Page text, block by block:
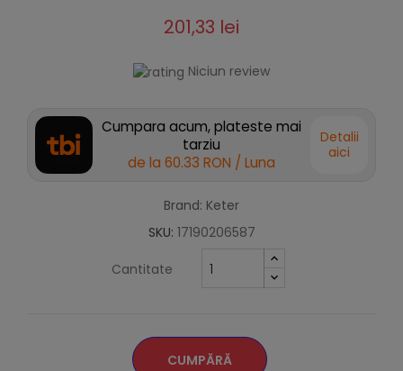
201,33 lei
Niciun review
Cumpara acum, plateste mai
tarziu
de la 60.33 RON / Luna
Detalii
aici
Brand: Keter
SKU: 17190206587
Cantitate
CUMPĂRĂ